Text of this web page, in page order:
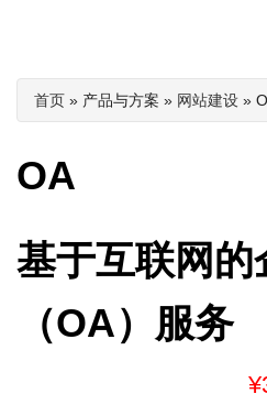
你在这里
首页 » 产品与方案 » 网站建设 »
OA
基于互联网的
（OA）服务